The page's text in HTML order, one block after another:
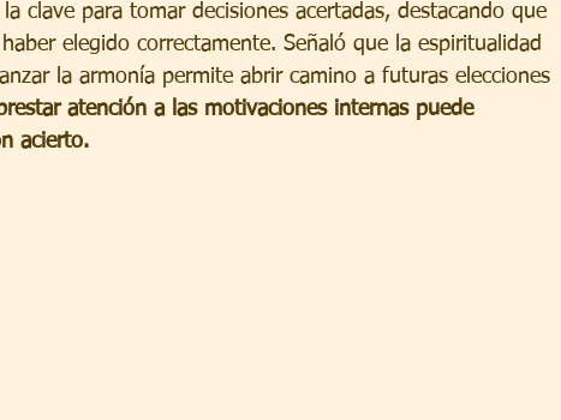
clave para tomar decisiones acertadas, destacando que
elegido correctamente. Señaló que la espiritualidad
la armonía permite abrir camino a futuras elecciones
atención a las motivaciones internas puede
acierto.